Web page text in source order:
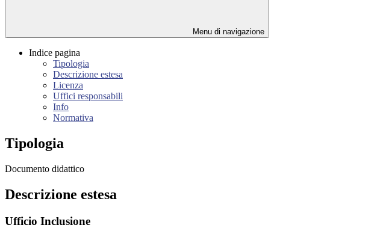
Menu di navigazione
Indice pagina
Tipologia
Descrizione estesa
Licenza
Uffici responsabili
Info
Normativa
Tipologia
Documento didattico
Descrizione estesa
Ufficio Inclusione